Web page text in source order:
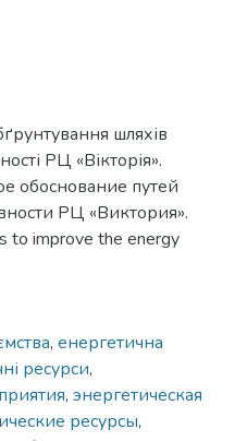
шляхів
РЦ «Вікторія».
обоснование путей
РЦ «Виктория».
to improve the energy
, енергетична
ресурси,
, энергетическая
ресурсы,